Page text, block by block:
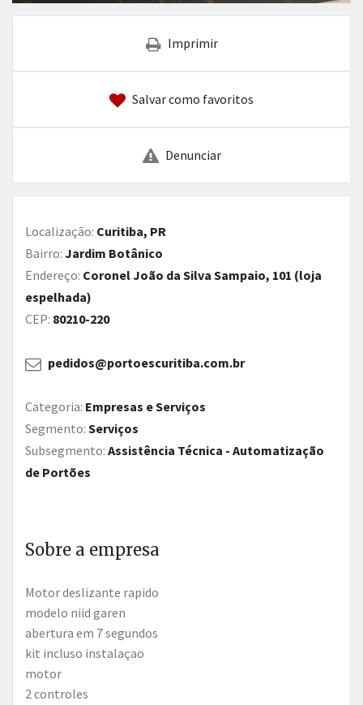
Imprimir
Salvar como favoritos
Denunciar
Localização: Curitiba, PR
Bairro: Jardim Botânico
Endereço: Coronel João da Silva Sampaio, 101 (loja
espelhada)
CEP: 80210-220
pedidos@portoescuritiba.com.br
Categoria: Empresas e Serviços
Segmento: Serviços
Subsegmento: Assistência Técnica - Automatização
de Portões
Sobre a empresa
motor deslizante rapido
modelo niid garen
abertura em 7 segundos
kit incluso instalaçao
motor
2 controles